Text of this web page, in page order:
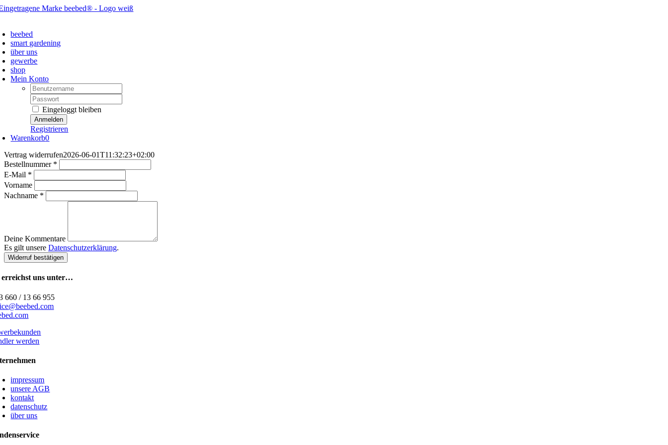
Zum
beebed
smart gardening
über uns
gewerbe
shop
Mein Konto
Username:
Password:
Eingeloggt bleiben
Registrieren
Warenkorb0
Vertrag widerrufen2026-06-01T11:32:23+02:00
Bestellnummer *
E-Mail *
Vorname
Nachname *
Deine Kommentare
Es gilt unsere Datenschutzerklärung.
Widerruf bestätigen
erreichst uns unter…
660 / 13 66 955
werden
impressum
unsere AGB
kontakt
datenschutz
über uns